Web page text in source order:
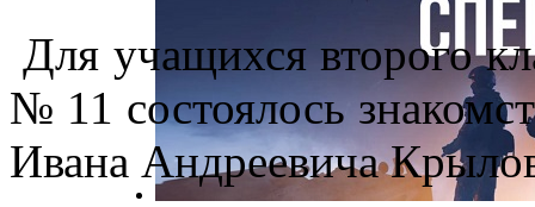
Для учащихся второго
№ 11 состоялось
Ивана Андреевича